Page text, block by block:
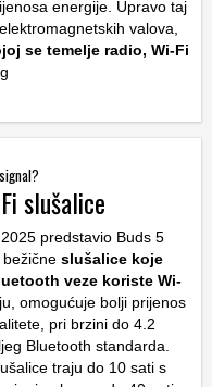
energije. Upravo taj
valova,
se temelje radio, Wi-Fi
slušalice
predstavio Buds 5
slušalice koje
veze koriste Wi-
omogućuje bolji prijenos
pri brzini do 4.2
Bluetooth standarda.
traju do 10 sati s